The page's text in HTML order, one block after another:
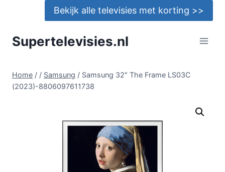
Bekijk alle televisies met korting >>
Supertelevisies.nl
Home / / Samsung / Samsung 32″ The Frame LS03C
(2023)-8806097611738